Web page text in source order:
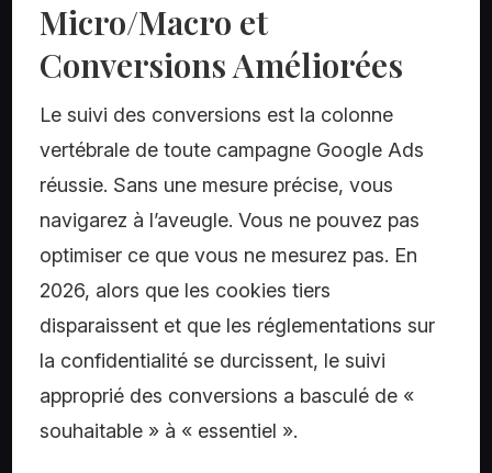
Micro/Macro et
Conversions Améliorées
Le suivi des conversions est la colonne
vertébrale de toute campagne Google Ads
réussie. Sans une mesure précise, vous
navigarez à l’aveugle. Vous ne pouvez pas
optimiser ce que vous ne mesurez pas. En
2026, alors que les cookies tiers
disparaissent et que les réglementations sur
la confidentialité se durcissent, le suivi
approprié des conversions a basculé de «
souhaitable » à « essentiel ».